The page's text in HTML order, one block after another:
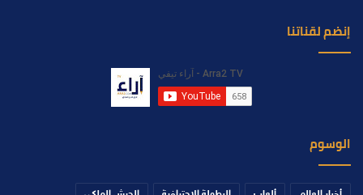
إنضم لقناتنا
الوسوم